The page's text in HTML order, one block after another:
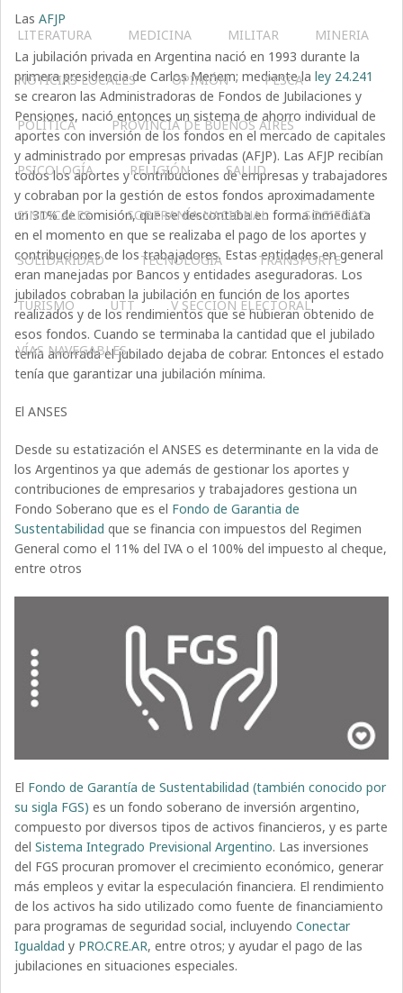
LITERATURA MEDICINA MILITAR MINERIA
NOTICIAS LOCALES OPINIÓN PESCA
POLÍTICA PROVINCIA DE BUENOS AIRES
PSICOLOGÍA RELIGIÓN SALUD
SINDICALES SOBERANÍA NACIONAL SOCIEDAD
SOLIDARIDAD TECNOLOGÍA TRANSPORTE
TURISMO UTT V SECCIÓN ELECTORAL
VÍAS NAVEGABLES
LasAFJP
La jubilación privada en Argentina nació en 1993 durante la
primera presidencia de Carlos Menem; mediante la ley 24.241
se crearon las Administradoras de Fondos de Jubilaciones y
Pensiones, nació entonces un sistema de ahorro individual de
aportes con inversión de los fondos en el mercado de capitales
y administrado por empresas privadas (AFJP). Las AFJP recibían
todos los aportes y contribuciones de empresas y trabajadores
y cobraban por la gestión de estos fondos aproximadamente
un 31% de comisión, que se descontaba en forma inmediata
en el momento en que se realizaba el pago de los aportes y
contribuciones de los trabajadores. Estas entidades en general
eran manejadas por Bancos y entidades aseguradoras. Los
jubilados cobraban la jubilación en función de los aportes
realizados y de los rendimientos que se hubieran obtenido de
esos fondos. Cuando se terminaba la cantidad que el jubilado
tenía ahorrada el jubilado dejaba de cobrar. Entonces el estado
tenía que garantizar una jubilación mínima.
El ANSES
Desde su estatización el ANSES es determinante en la vida de
los Argentinos ya que además de gestionar los aportes y
contribuciones de empresarios y trabajadores gestiona un
Fondo Soberano que es el Fondo de Garantia de
Sustentabilidad que se financia con impuestos del Regimen
General como el 11% del IVA o el 100% del impuesto al cheque,
entre otros
El Fondo de Garantía de Sustentabilidad (también conocido por
su sigla FGS) es un fondo soberano de inversión argentino,
compuesto por diversos tipos de activos financieros, y es parte
delSistema Integrado Previsional Argentino. Las inversiones
del FGS procuran promover el crecimiento económico, generar
más empleos y evitar la especulación financiera. El rendimiento
de los activos ha sido utilizado como fuente de financiamiento
para programas de seguridad social, incluyendoConectar
Igualdad y PRO.CRE.AR, entre otros; y ayudar el pago de las
jubilaciones en situaciones especiales.